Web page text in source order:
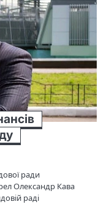
ради
Олександр Кава
раді